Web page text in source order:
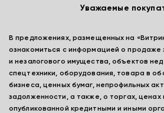
Уважаемые
В предложениях, размещенных на
ознакомиться с информацией о продаже
и незалогового имущества, объектов
спецтехники, оборудования, товара в
бизнеса, ценных бумаг, непрофильных
задолженности, а также, о торгах,
опубликованной кредитными и иными